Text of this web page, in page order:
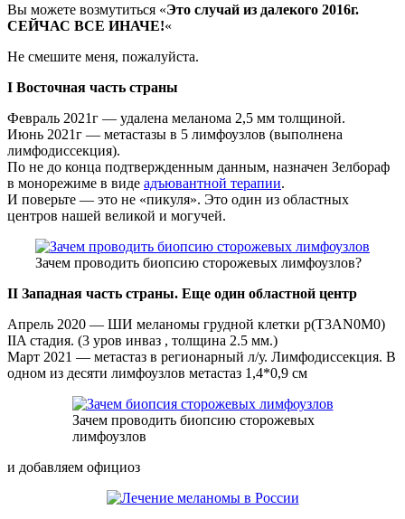
Вы можете возмутиться «Это случай из далекого 2016г.
СЕЙЧАС ВСЕ ИНАЧЕ!«
Не смешите меня, пожалуйста.
I Восточная часть страны
Февраль 2021г — удалена меланома 2,5 мм толщиной.
Июнь 2021г — метастазы в 5 лимфоузлов (выполнена
лимфодиссекция).
По не до конца подтвержденным данным, назначен Зелбораф
в монорежиме в виде адъювантной терапии.
И поверьте — это не «пикуля». Это один из областных
центров нашей великой и могучей.
Зачем проводить биопсию сторожевых лимфоузлов?
II Западная часть страны. Еще один областной центр
Апрель 2020 — ШИ меланомы грудной клетки p(T3AN0M0)
IIA стадия. (3 уров инваз , толщина 2.5 мм.)
Март 2021 — метастаз в регионарный л/у. Лимфодиссекция. В
одном из десяти лимфоузлов метастаз 1,4*0,9 см
Зачем проводить биопсию сторожевых
лимфоузлов
и добавляем официоз